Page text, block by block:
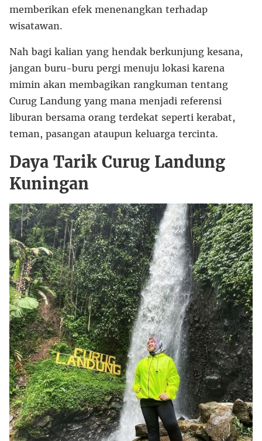
memberikan efek menenangkan terhadap
wisatawan.
Nah bagi kalian yang hendak berkunjung kesana,
jangan buru-buru pergi menuju lokasi karena
mimin akan membagikan rangkuman tentang
Curug Landung yang mana menjadi referensi
liburan bersama orang terdekat seperti kerabat,
teman, pasangan ataupun keluarga tercinta.
Daya Tarik Curug Landung
Kuningan